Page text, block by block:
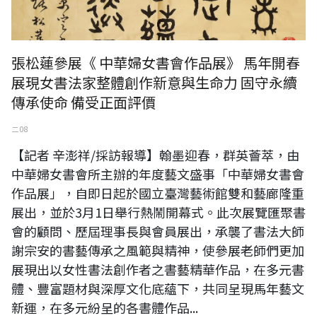
張松蓮參展《 中華婦女書會作品展》 馬年開春
展現女書法家整體創作新意與生命力 固守永續
傳承使命 備受正面評價
二 08
【記者 辛澎祥/採訪報導】翰墨迎春，群英薈萃，由
中華婦女書會所主辦的年度藝文盛事「中華婦女書會
作品展」，自即日起於國立臺灣藝術館雙和藝廊隆重
展出，並於3月1日舉行熱鬧開幕式。此次展覽匯聚書
會的顧問、歷屆理事長與會員展出，承襲了書法大師
謝宗安的書藝傳承之風範與精神，使參展老師們更加
展現出以女性書法創作者之書藝精華作品，在多元書
體、豐富題材與深厚文化底蘊下，共同呈現馬年藝文
新運，在多元紛呈的各書體作品...